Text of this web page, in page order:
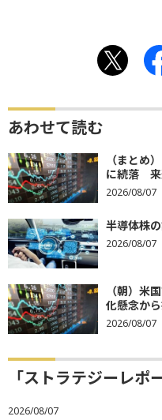
あわせて読む
（まとめ
に続落 来
2026/08/07
半導体株
2026/08/07
（朝）米
化懸念か
2026/08/07
「ストラテジーレ
2026/08/07